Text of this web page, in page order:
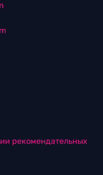
рекомендательных